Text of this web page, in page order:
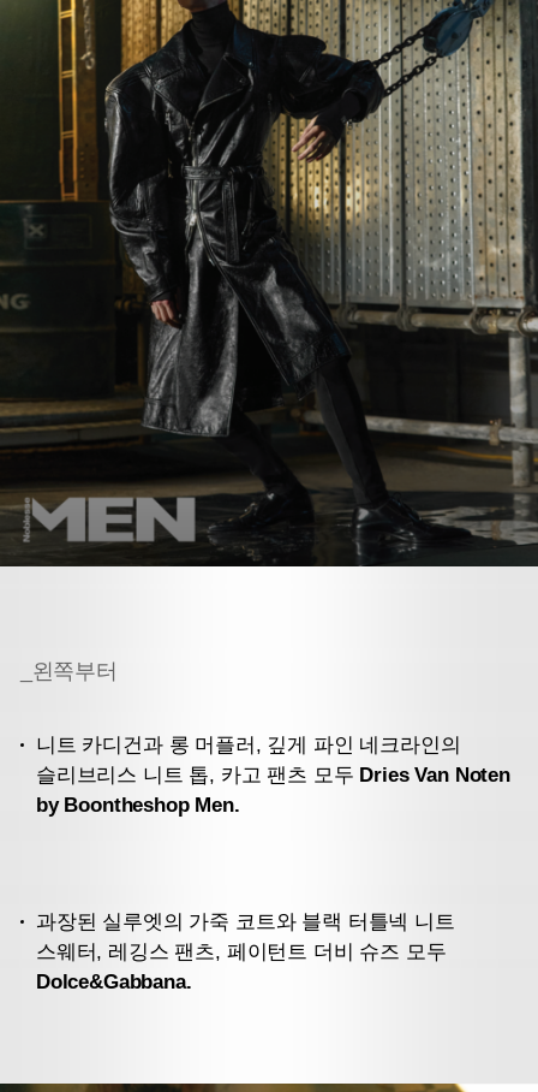
_왼쪽부터
니트 카디건과 롱 머플러, 깊게 파인 네크라인의
슬리브리스 니트 톱, 카고 팬츠 모두 Dries Van Noten
by Boontheshop Men.
과장된 실루엣의 가죽 코트와 블랙 터틀넥 니트
스웨터, 레깅스 팬츠, 페이턴트 더비 슈즈 모두
Dolce&Gabbana.